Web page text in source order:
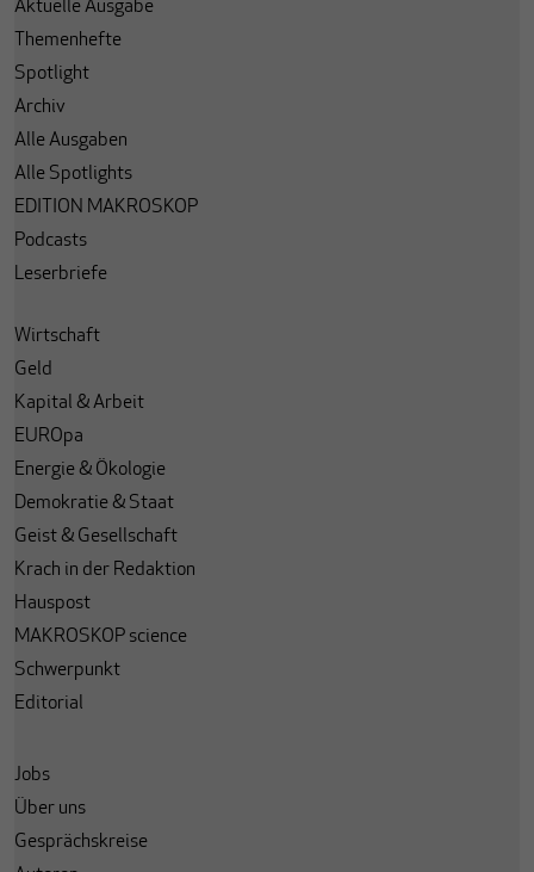
Aktuelle Ausgabe
Themenhefte
Spotlight
Archiv
Alle Ausgaben
Alle Spotlights
EDITION MAKROSKOP
Podcasts
Leserbriefe
Wirtschaft
Geld
Kapital & Arbeit
EUROpa
Energie & Ökologie
Demokratie & Staat
Geist & Gesellschaft
Krach in der Redaktion
Hauspost
MAKROSKOP science
Schwerpunkt
Editorial
Jobs
Über uns
Gesprächskreise